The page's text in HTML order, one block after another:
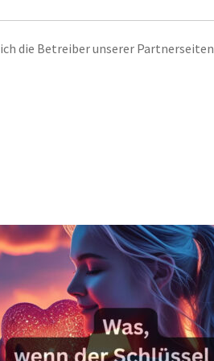
die Betreiber unserer Partnerseiten